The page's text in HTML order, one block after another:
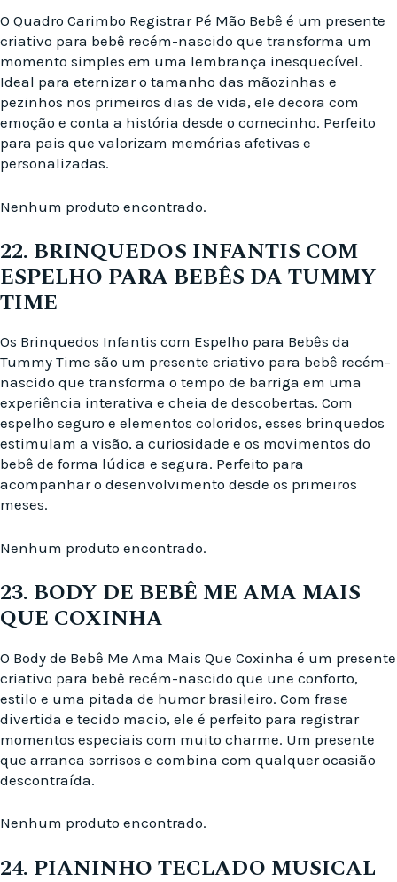
O Quadro Carimbo Registrar Pé Mão Bebê é um presente
criativo para bebê recém-nascido que transforma um
momento simples em uma lembrança inesquecível.
Ideal para eternizar o tamanho das mãozinhas e
pezinhos nos primeiros dias de vida, ele decora com
emoção e conta a história desde o comecinho. Perfeito
para pais que valorizam memórias afetivas e
personalizadas.
Nenhum produto encontrado.
22. BRINQUEDOS INFANTIS COM
ESPELHO PARA BEBÊS DA TUMMY
TIME
Os Brinquedos Infantis com Espelho para Bebês da
Tummy Time são um presente criativo para bebê recém-
nascido que transforma o tempo de barriga em uma
experiência interativa e cheia de descobertas. Com
espelho seguro e elementos coloridos, esses brinquedos
estimulam a visão, a curiosidade e os movimentos do
bebê de forma lúdica e segura. Perfeito para
acompanhar o desenvolvimento desde os primeiros
meses.
Nenhum produto encontrado.
23. BODY DE BEBÊ ME AMA MAIS
QUE COXINHA
O Body de Bebê Me Ama Mais Que Coxinha é um presente
criativo para bebê recém-nascido que une conforto,
estilo e uma pitada de humor brasileiro. Com frase
divertida e tecido macio, ele é perfeito para registrar
momentos especiais com muito charme. Um presente
que arranca sorrisos e combina com qualquer ocasião
descontraída.
Nenhum produto encontrado.
24. PIANINHO TECLADO MUSICAL